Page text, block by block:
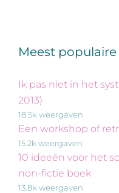
Meest
Ik pas niet in het
2013)
18.5k weergaven
Een workshop of
15.2k weergaven
10 ideeën voor het
non-fictie boek
13.8k weergaven